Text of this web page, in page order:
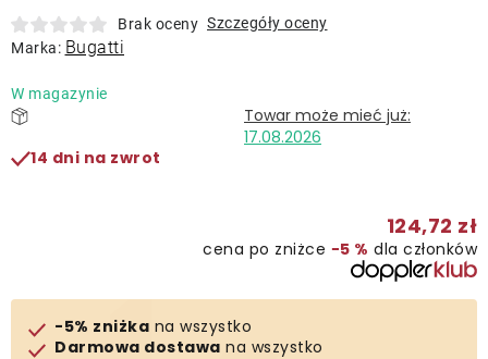
Kolekcja
Kontakt
Brak oceny Szczegóły oceny
Marka: Bugatti
W magazynie
17.08.2026
14 dni na zwrot
124,72 zł
cena po zniżce −5 % dla członków
-5% zniżka na wszystko
Darmowa dostawa na wszystko